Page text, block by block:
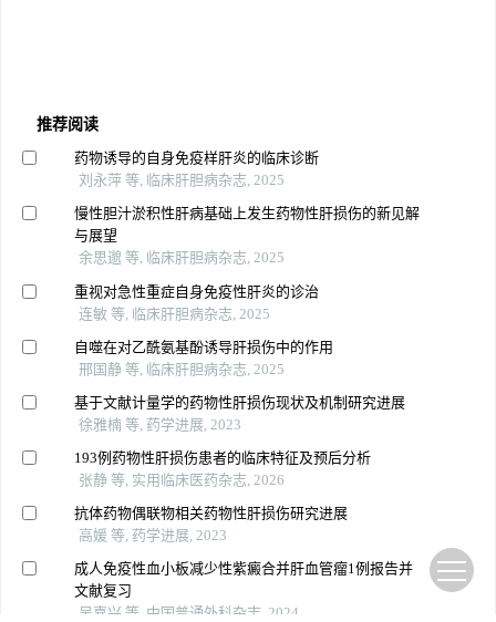
推荐阅读
药物诱导的自身免疫样肝炎的临床诊断
刘永萍 等, 临床肝胆病杂志, 2025
慢性胆汁淤积性肝病基础上发生药物性肝损伤的新见解
与展望
余思邈 等, 临床肝胆病杂志, 2025
重视对急性重症自身免疫性肝炎的诊治
连敏 等, 临床肝胆病杂志, 2025
自噬在对乙酰氨基酚诱导肝损伤中的作用
邢国静 等, 临床肝胆病杂志, 2025
基于文献计量学的药物性肝损伤现状及机制研究进展
徐雅楠 等, 药学进展, 2023
193例药物性肝损伤患者的临床特征及预后分析
张静 等, 实用临床医药杂志, 2026
抗体药物偶联物相关药物性肝损伤研究进展
高媛 等, 药学进展, 2023
成人免疫性血小板减少性紫癜合并肝血管瘤1例报告并
文献复习
吴嘉兴 等, 中国普通外科杂志, 2024